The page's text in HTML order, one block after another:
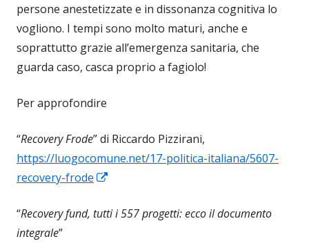
persone anestetizzate e in dissonanza cognitiva lo
vogliono. I tempi sono molto maturi, anche e
soprattutto grazie all’emergenza sanitaria, che
guarda caso, casca proprio a fagiolo!
Per approfondire
“Recovery Frode” di Riccardo Pizzirani,
https://luogocomune.net/17-politica-italiana/5607-
recovery-frode
una
“Recovery fund, tutti i 557 progetti: ecco il documento
integrale”